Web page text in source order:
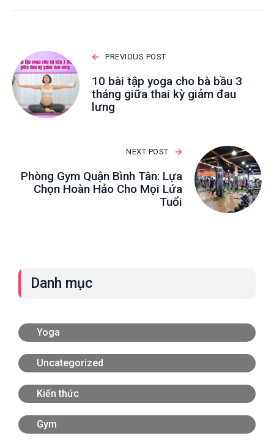
PREVIOUS POST
10 bài tập yoga cho bà bầu 3
tháng giữa thai kỳ giảm đau
lưng
NEXT POST
Phòng Gym Quận Bình Tân: Lựa
Chọn Hoàn Hảo Cho Mọi Lứa
Tuổi
Danh mục
Yoga
Uncategorized
Kiến thức
Gym